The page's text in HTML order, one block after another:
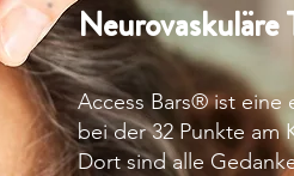
Access Bars® ist eine
bei der 32 Punkte am
Dort sind alle